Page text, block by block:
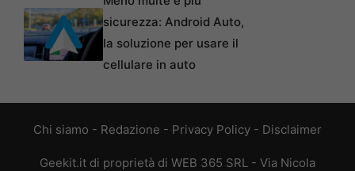
sicurezza: Android Auto,
la soluzione per usare il
cellulare in auto
Chi siamo - Redazione - Privacy Policy - Disclaimer
Geekit.it di proprietà di WEB 365 SRL - Via Nicola